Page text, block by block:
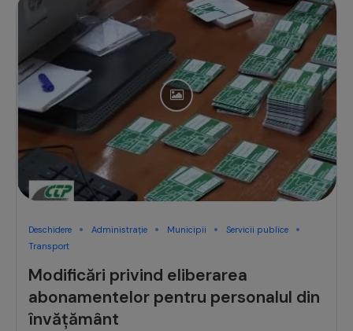
Deschidere Administrație Municipii
Servicii publice
Transport
Modificări privind eliberarea
abonamentelor pentru personalul din
învățământ